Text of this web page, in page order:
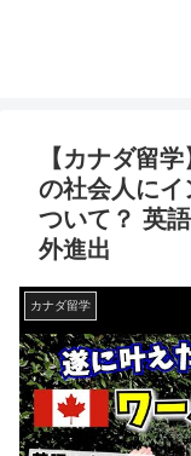
【カナダ留
の社会人に
ついて？ 英
外進出
カナダ留学